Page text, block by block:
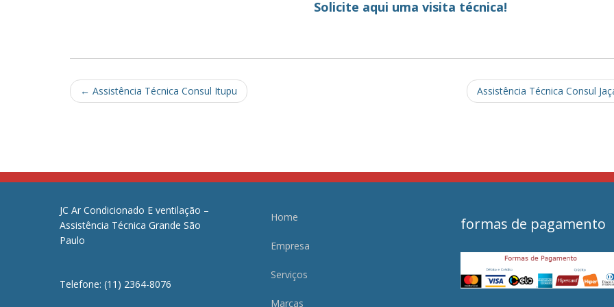
Solicite aqui uma visita técnica!
Post
← Assistência Técnica Consul Itupu Assistência Técnica Consul
JC Ar Condicionado E ventilação –
Assistência Técnica Grande São
Paulo
Telefone: (11) 2364-8076
Home
Empresa
Serviços
Marcas
formas de pagamento